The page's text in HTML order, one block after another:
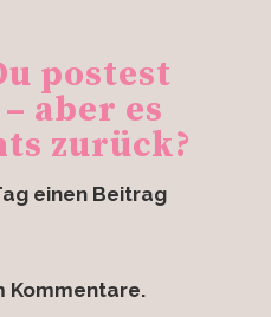
postest
aber es
zurück?
einen Beitrag
Kommentare.